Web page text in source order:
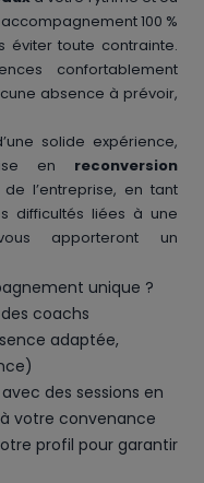
100 %
éviter toute contrainte.
confortablement
absence à prévoir,
solide expérience,
en reconversion
l’entreprise, en tant
difficultés liées à une
apporteront un
unique ?
coachs
adaptée,
des sessions en
votre convenance
profil pour garantir